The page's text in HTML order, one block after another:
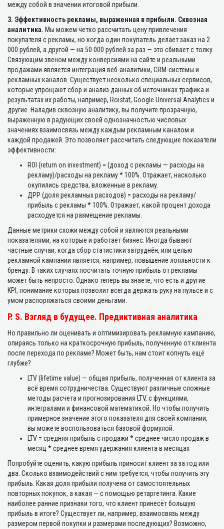
между собой в значении итоговой прибыли.
3. Эффективность рекламы, выраженная в прибыли. Сквозная
аналитика. Мы можем четко рассчитать цену привлечения
покупателя с рекламы, но когда один покупатель делает заказ на 2
000 рублей, а другой — на 50 000 рублей за раз — это сбивает с толку.
Связующим звеном между конверсиями на сайте и реальными
продажами является интеграция веб-аналитики, CRM-системы и
рекламных каналов. Существует несколько специальных сервисов,
которые упрощают сбор и анализ данных об источниках трафика и
результатах их работы, например, Roistat, Google Universal Analytics и
другие. Наладив сквозную аналитику, вы получите прозрачную,
выраженную в радующих своей однозначностью числовых
значениях взаимосвязь между каждым рекламным каналом и
каждой продажей. Это позволяет рассчитать следующие показатели
эффективности:
ROI (return on investment) = (доход c рекламы — расходы на
рекламу)/расходы на рекламу * 100%. Отражает, насколько
окупились средства, вложенные в рекламу.
ДРР (доля рекламных расходов) = расходы на рекламу/
прибыль с рекламы * 100%. Отражает, какой процент дохода
расходуется на размещение рекламы.
Данные метрики схожи между собой и являются реальными
показателями, на которые и работает бизнес. Иногда бывают
частные случаи, когда сбор статистики затруднён, или целью
рекламной кампании является, например, повышение лояльности к
бренду. В таких случаях посчитать точную прибыль от рекламы
может быть непросто. Однако теперь вы знаете, что есть и другие
KPI, понимание которых позволит всегда держать руку на пульсе и с
умом распоряжаться своими деньгами.
P. S. Взгляд в будущее. Предиктивная аналитика
Но правильно ли оценивать и оптимизировать рекламную кампанию,
опираясь только на краткосрочную прибыль, полученную от клиента
после перехода по рекламе? Может быть, нам стоит копнуть ещё
глубже?
LTV (lifetime value) — общая прибыль, полученная от клиента за
всё время сотрудничества. Существуют различные сложные
методы расчета и прогнозирования LTV, с функциями,
интегралами и финансовой математикой. Но чтобы получить
примерное значение этого показателя для своей компании,
вы можете воспользоваться базовой формулой:
LTV = средняя прибыль с продажи * среднее число продаж в
месяц * среднее время удержания клиента в месяцах
Попробуйте оценить, какую прибыль приносит клиент за за год или
два. Сколько взаимодействий с ним требуется, чтобы получить эту
прибыль. Какая доля прибыли получена от самостоятельных
повторных покупок, а какая — с помощью ретаргетинга. Какие
наиболее ранние признаки того, что клиент принесёт большую
прибыль в итоге? Существует ли, например, взаимосвязь между
размером первой покупки и размерами последующих? Возможно,